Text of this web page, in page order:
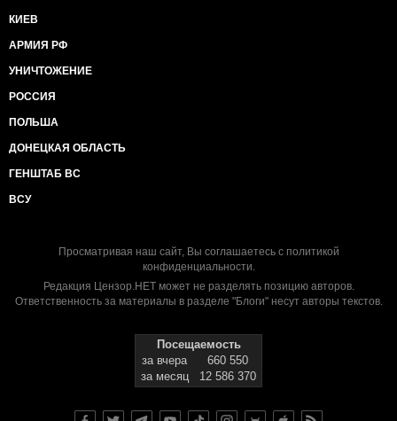
КИЕВ
АРМИЯ РФ
УНИЧТОЖЕНИЕ
РОССИЯ
ПОЛЬША
ДОНЕЦКАЯ ОБЛАСТЬ
ГЕНШТАБ ВС
ВСУ
Просматривая наш сайт, Вы соглашаетесь с политикой
конфиденциальности.
Редакция Цензор.НЕТ может не разделять позицию авторов.
Ответственность за материалы в разделе "Блоги" несут авторы текстов.
Посещаемость
за вчера
660 550
за месяц
12 586 370